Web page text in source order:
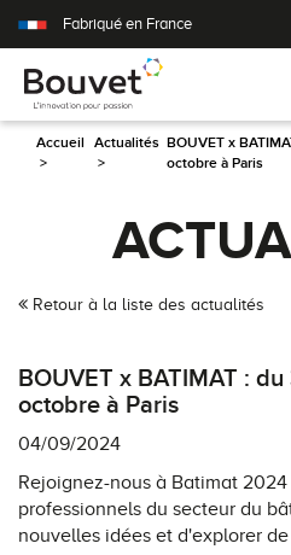
Fabriqué en France
Accueil
>
Actualités
>
BOUVET x
octobre à Paris
Retour à la liste des actualités
BOUVET x BATIMAT :
octobre à Paris
04/09/2024
Rejoignez-nous à Batimat
professionnels du secteur du
nouvelles idées et d'explorer
Bois
Nos portes-fenêtres
Toutes nos fenêtres
Tous nos volets
Conseils pour choisir
Demander un devis
PVC
Toutes nos portes d'entrée
Contemporaine
L'efficience industrielle
Le respect de